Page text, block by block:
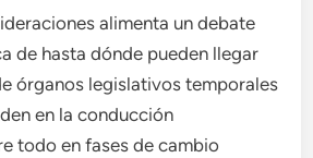
alimenta un debate
de hasta dónde pueden llegar
órganos legislativos temporales
en la conducción
todo en fases de cambio